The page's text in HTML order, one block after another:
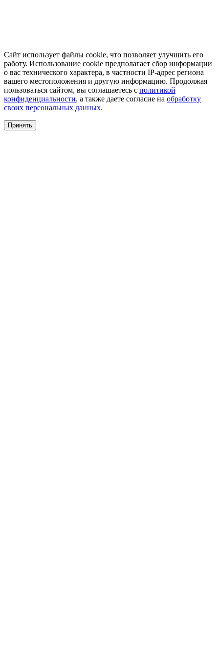
Сайт использует файлы cookie, что позволяет улучшить его
работу. Использование cookie предполагает сбор информации
о вас технического характера, в частности IP-адрес региона
вашего местоположения и другую информацию. Продолжая
пользоваться сайтом, вы соглашаетесь с политикой
конфиденциальности, а также даете согласие на обработку
своих персональных данных.
Принять